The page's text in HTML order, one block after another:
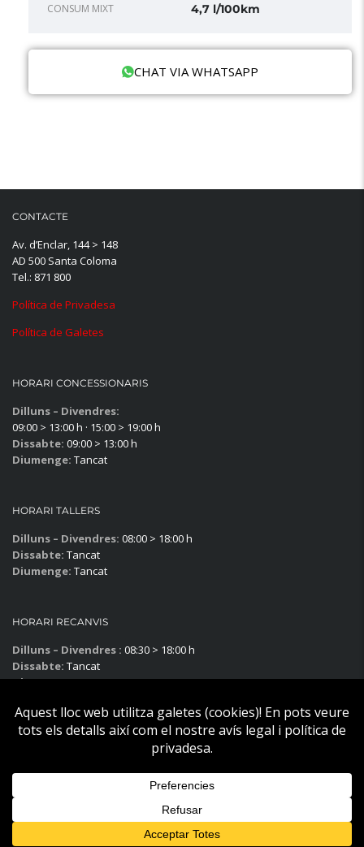
CONSUM MIXT 4,7 l/100km
CHAT VIA WHATSAPP
CONTACTE
Av. d’Enclar, 144 > 148
AD 500 Santa Coloma
Tel.: 871 800
Política de Privadesa
Política de Galetes
HORARI CONCESSIONARIS
Dilluns – Divendres:
09:00 > 13:00 h · 15:00 > 19:00 h
Dissabte: 09:00 > 13:00 h
Diumenge: Tancat
HORARI TALLERS
Dilluns – Divendres: 08:00 > 18:00 h
Dissabte: Tancat
Diumenge: Tancat
HORARI RECANVIS
Dilluns – Divendres : 08:30 > 18:00 h
Dissabte: Tancat
Diumenge:Tancat
Copyright © Becier Vehicles 2025